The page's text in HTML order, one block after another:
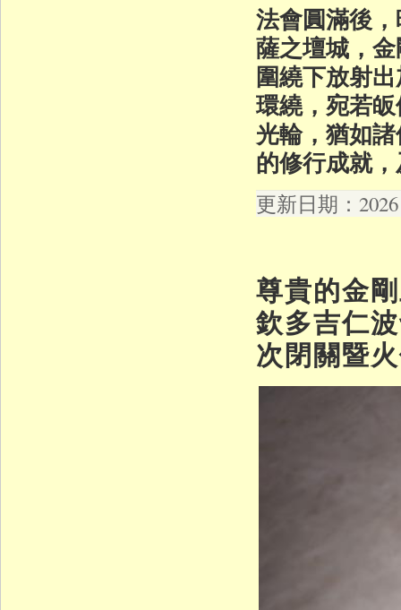
法會圓滿後
薩之壇城，
圍繞下放射
環繞，宛若
光輪，猶如
的修行成就
更新日期：
尊貴的金
欽多吉仁
次閉關暨